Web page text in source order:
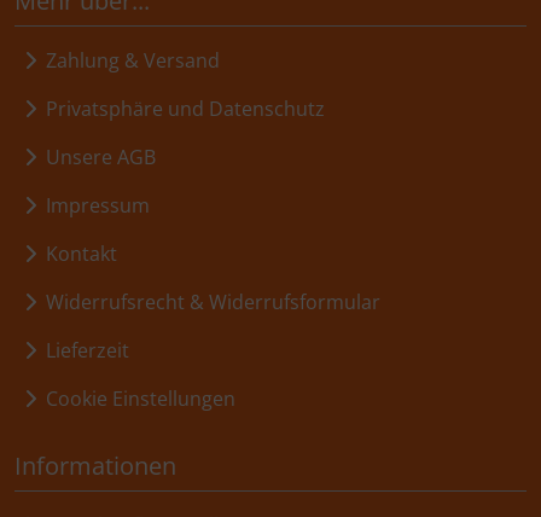
Zahlung & Versand
Privatsphäre und Datenschutz
Unsere AGB
Impressum
Kontakt
Widerrufsrecht & Widerrufsformular
Lieferzeit
Cookie Einstellungen
Informationen